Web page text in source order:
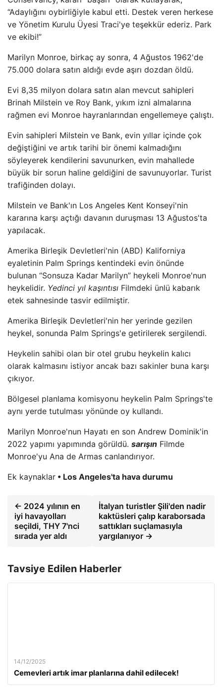
“Adaylığını oybirliğiyle kabul etti. Destek veren herkese
ve Yönetim Kurulu Üyesi Traci'ye teşekkür ederiz. Park
ve ekibi!”
Marilyn Monroe, birkaç ay sonra, 4 Ağustos 1962'de
75.000 dolara satın aldığı evde aşırı dozdan öldü.
Evi 8,35 milyon dolara satın alan mevcut sahipleri
Brinah Milstein ve Roy Bank, yıkım izni almalarına
rağmen evi Monroe hayranlarından engellemeye çalıştı.
Evin sahipleri Milstein ve Bank, evin yıllar içinde çok
değiştiğini ve artık tarihi bir önemi kalmadığını
söyleyerek kendilerini savunurken, evin mahallede
büyük bir sorun haline geldiğini de savunuyorlar. Turist
trafiğinden dolayı.
Milstein ve Bank'ın Los Angeles Kent Konseyi'nin
kararına karşı açtığı davanın duruşması 13 Ağustos'ta
yapılacak.
Amerika Birleşik Devletleri'nin (ABD) Kaliforniya
eyaletinin Palm Springs kentindeki evin önünde
bulunan “Sonsuza Kadar Marilyn” heykeli Monroe'nun
heykelidir. Yedinci yıl kaşıntısı Filmdeki ünlü kabarık
etek sahnesinde tasvir edilmiştir.
Amerika Birleşik Devletleri'nin her yerinde gezilen
heykel, sonunda Palm Springs'e getirilerek sergilendi.
Heykelin sahibi olan bir otel grubu heykelin kalıcı
olarak kalmasını istiyor ancak bazı sakinler buna karşı
çıkıyor.
Bölgesel planlama komisyonu heykelin Palm Springs'te
aynı yerde tutulması yönünde oy kullandı.
Marilyn Monroe'nun Hayatı en son Andrew Dominik'in
2022 yapımı yapımında görüldü. sarışın Filmde
Monroe'yu Ana de Armas canlandırıyor.
Ek kaynaklar • Los Angeles'ta hava durumu
← 2024 yılının en
iyi havayolları
seçildi, THY 7'nci
sırada yer aldı
İtalyan turistler Şili'den nadir
kaktüsleri çalıp karaborsada
sattıkları suçlamasıyla
yargılanıyor →
Tavsiye Edilen Haberler
14/12/2025
Cemevleri artık imar planlarına dahil edilecek!